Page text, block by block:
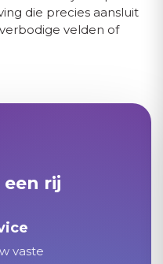
die precies aansluit
velden of
rij
vaste